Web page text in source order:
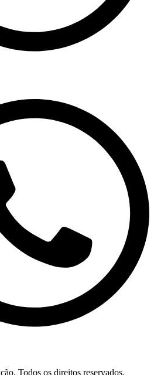
Todos os direitos reservados.